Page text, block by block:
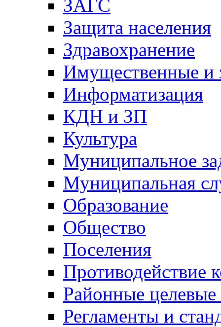
ЗАГС
Защита населения
Здравохранение
Имущественные и
Информатизация
КДН и ЗП
Культура
Муниципальное
Муниципальная
Образование
Общество
Поселения
Противодействие
Районные
Регламенты и